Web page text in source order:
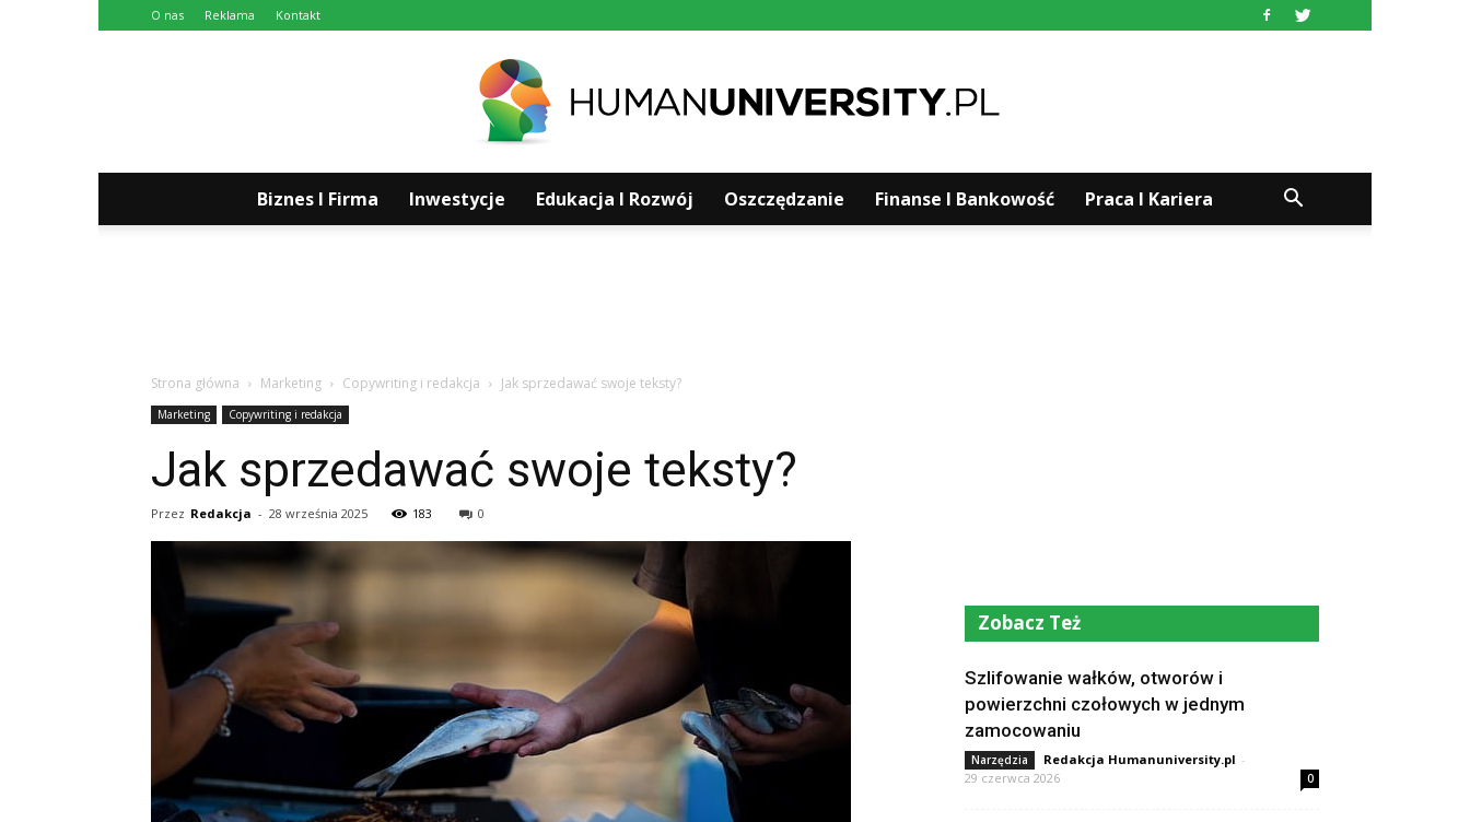
O nas Reklama Kontakt
Biznes I Firma Inwestycje Edukacja I Rozwój Oszczędzanie Finanse I Bankowość Praca I Kariera
Strona główna Marketing Copywriting i redakcja Jak sprzedawać swoje teksty?
Marketing Copywriting i redakcja
Jak sprzedawać swoje teksty?
Przez Redakcja - 28 września 2025 183 0
Zobacz Też
Szlifowanie wałków, otworów i
powierzchni czołowych w jednym
zamocowaniu
Narzędzia Redakcja Humanuniversity.pl -
29 czerwca 2026
0